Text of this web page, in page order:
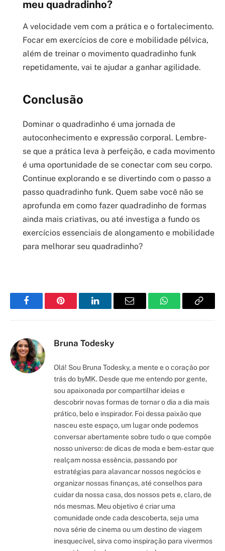
meu quadradinho?
A velocidade vem com a prática e o fortalecimento.
Focar em exercícios de core e mobilidade pélvica,
além de treinar o movimento quadradinho funk
repetidamente, vai te ajudar a ganhar agilidade.
Conclusão
Dominar o quadradinho é uma jornada de
autoconhecimento e expressão corporal. Lembre-
se que a prática leva à perfeição, e cada movimento
é uma oportunidade de se conectar com seu corpo.
Continue explorando e se divertindo com o passo a
passo quadradinho funk. Quem sabe você não se
aprofunda em como fazer quadradinho de formas
ainda mais criativas, ou até investiga a fundo os
exercícios essenciais de alongamento e mobilidade
para melhorar seu quadradinho?
FacebookPinterest LinkedInEmail WhatsAppCopy
Bruna Todesky
Olá! Sou Bruna Todesky, a mente e o coração por
trás do byMK. Desde que me entendo por gente,
sou apaixonada por compartilhar ideias e
descobrir novas formas de tornar o dia a dia mais
prático, belo e inspirador. Foi dessa paixão que
nasceu este espaço, um lugar onde podemos
conversar abertamente sobre tudo o que compõe
nosso universo: de dicas de moda e bem-estar que
realçam nossa essência, passando por
estratégias para alavancar nossos negócios e
organizar nossas finanças, até conselhos para
cuidar da nossa casa, dos nossos pets e, claro, de
nós mesmas. Meu objetivo é criar uma
comunidade onde cada descoberta, seja uma
nova série de cinema ou um destino de viagem
inesquecível, sirva como inspiração para vivermos